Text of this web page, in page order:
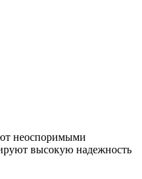
неоспоримыми
высокую надежность